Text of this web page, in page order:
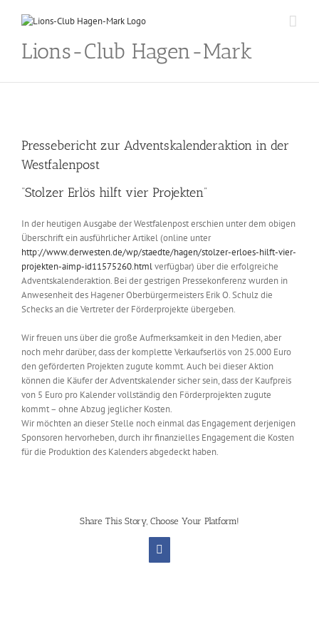
Lions-Club Hagen-Mark
Pressebericht zur Adventskalenderaktion in der
Westfalenpost
“Stolzer Erlös hilft vier Projekten”
In der heutigen Ausgabe der Westfalenpost erschien unter dem obigen
Überschrift ein ausführlicher Artikel (online unter
http://www.derwesten.de/wp/staedte/hagen/stolzer-erloes-hilft-vier-
projekten-aimp-id11575260.htmlverfügbar) über die erfolgreiche
Adventskalenderaktion. Bei der gestrigen Pressekonferenz wurden in
Anwesenheit des Hagener Oberbürgermeisters Erik O. Schulz die
Schecks an die Vertreter der Förderprojekte übergeben.
Wir freuen uns über die große Aufmerksamkeit in den Medien, aber
noch mehr darüber, dass der komplette Verkaufserlös von 25.000 Euro
den geförderten Projekten zugute kommt. Auch bei dieser Aktion
können die Käufer der Adventskalender sicher sein, dass der Kaufpreis
von 5 Euro pro Kalender vollständig den Förderprojekten zugute
kommt – ohne Abzug jeglicher Kosten.
Wir möchten an dieser Stelle noch einmal das Engagement derjenigen
Sponsoren hervorheben, durch ihr finanzielles Engagement die Kosten
für die Produktion des Kalenders abgedeckt haben.
Share This Story, Choose Your Platform!
Facebook